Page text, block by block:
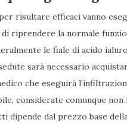
risultare efficaci vanno
riprendere la normale
le fiale di acido
sarà necessario
che eseguirà
considerate comunque non
dal prezzo base